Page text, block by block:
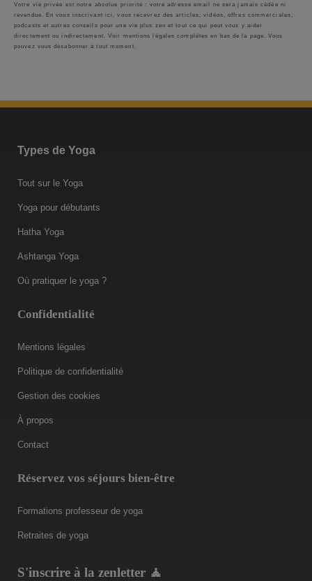
Votre vie privée est notre absolue priorité : votre adresse email ne sera jamais cédée ni
revendue. En vous inscrivant ici, vous recevrez des articles, vidéos, offres commerciales,
podcasts et autres conseils pour une vie plus zen et tout ce qui peut vous y aider
directement ou indirectement. Voir mentions légales complètes en bas de la page. Vous
pouvez vous désabonner à tout moment.
Types de Yoga
Tout sur le Yoga
Yoga pour débutants
Hatha Yoga
Ashtanga Yoga
Où pratiquer le yoga ?
Confidentialité
Mentions légales
Politique de confidentialité
Gestion des cookies
À propos
Contact
Réservez vos séjours bien-être
Formations professeur de yoga
Retraites de yoga
S'inscrire à la zenletter 🧘